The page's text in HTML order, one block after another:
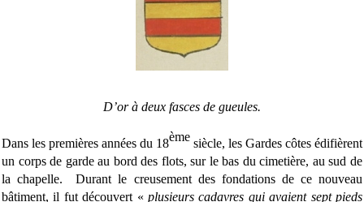
D’or à deux fasces de gueules.
Dans les premières années du 18ème siècle, les Gardes côtes édifièrent
un corps de garde au bord des flots, sur le bas du cimetière, au sud de
la chapelle. Durant le creusement des fondations de ce nouveau
bâtiment, il fut découvert « plusieurs cadavres qui avaient sept pieds